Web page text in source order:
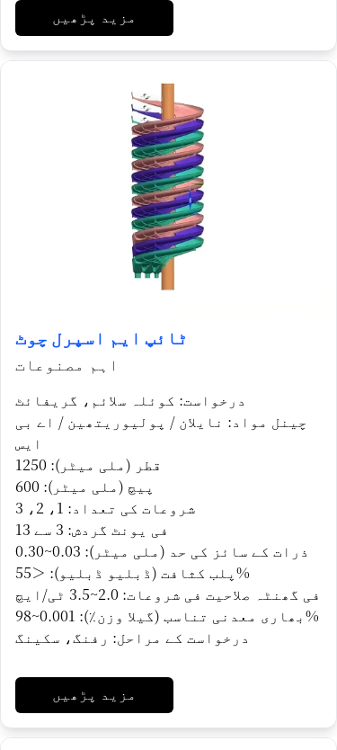
مزید پڑھیں
ٹائپ ایم اسپرل چوٹ
اہم مصنوعات
درخواست: کوئلہ سلائم، گریفائٹ
چینل مواد: نایلان / پولیوریتھین / اے بی
ایس
قطر (ملی میٹر): 1250
پیچ (ملی میٹر): 600
شروعات کی تعداد: 1، 2، 3
فی یونٹ گردش: 3 سے 13
ذرات کے سائز کی حد (ملی میٹر): 0.03~0.30
پلب کثافت (ڈبلیو ڈبلیو): ＜55%
فی گھنٹہ صلاحیت فی شروعات: 2.0~3.5 ٹی/ایچ
بھاری معدنی تناسب (گیلا وزن٪): 0.001~98%
درخواست کے مراحل: رفنگ، سکینگ
مزید پڑھیں